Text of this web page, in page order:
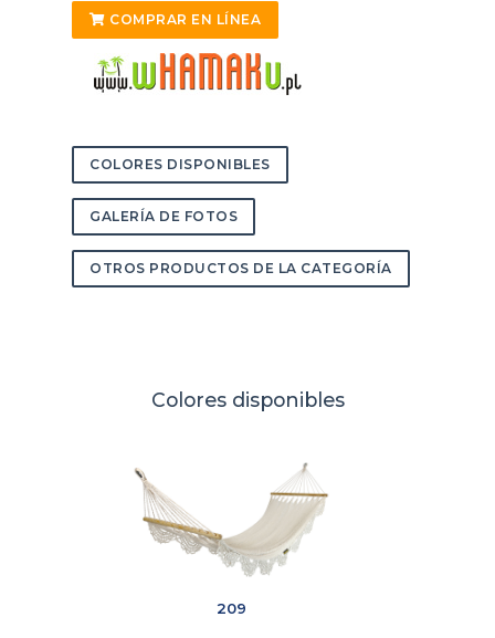
COMPRAR EN LÍNEA
COLORES DISPONIBLES
GALERÍA DE FOTOS
OTROS PRODUCTOS DE LA CATEGORÍA
Colores disponibles
209